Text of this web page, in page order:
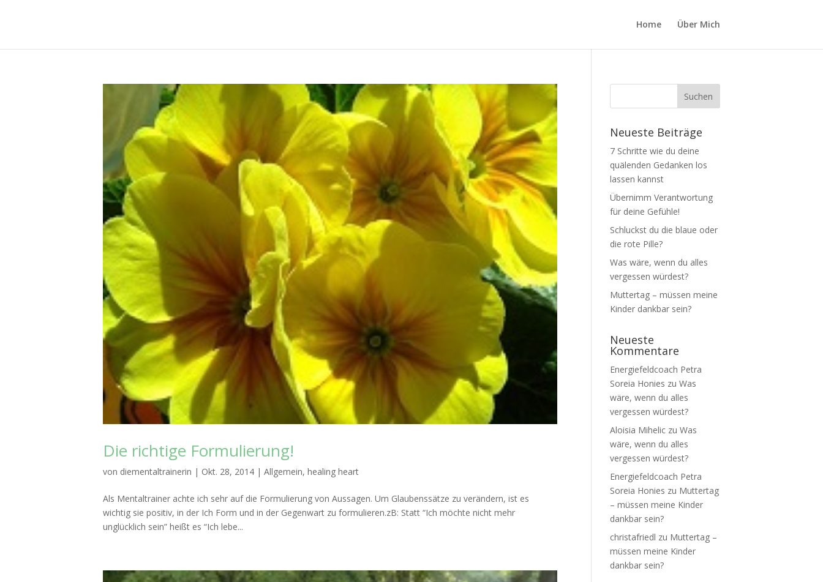
Home Über Mich
Die richtige Formulierung!
von diementaltrainerin | Okt. 28, 2014 | Allgemein, healing heart
Als Mentaltrainer achte ich sehr auf die Formulierung von Aussagen. Um Glaubenssätze zu verändern, ist es
wichtig sie positiv, in der Ich Form und in der Gegenwart zu formulieren.zB: Statt “Ich möchte nicht mehr
unglücklich sein” heißt es “Ich lebe...
Neueste Beiträge
7 Schritte wie du deine
quälenden Gedanken los
lassen kannst
Übernimm Verantwortung
für deine Gefühle!
Schluckst du die blaue oder
die rote Pille?
Was wäre, wenn du alles
vergessen würdest?
Muttertag – müssen meine
Kinder dankbar sein?
Neueste
Kommentare
Energiefeldcoach Petra
Soreia Honies zu Was
wäre, wenn du alles
vergessen würdest?
Aloisia Miheliczu Was
wäre, wenn du alles
vergessen würdest?
Energiefeldcoach Petra
Soreia Honies zu Muttertag
– müssen meine Kinder
dankbar sein?
christafriedl zu Muttertag –
müssen meine Kinder
dankbar sein?